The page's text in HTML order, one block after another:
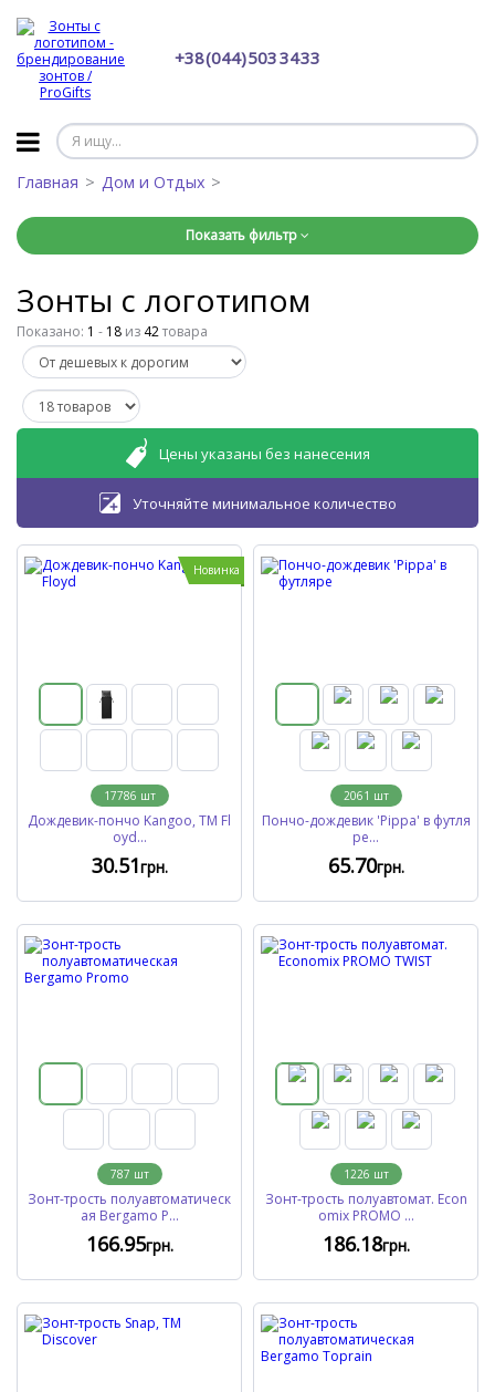
+38 (044) 503 34 33
Главная Дом и Отдых
Показать фильтр
Зонты с логотипом
Показано: 1 - 18 из 42товара
Цены указаны без нанесения
Уточняйте минимальное количество
Новинка
17786 шт
Дождевик-пончо Kangoo, TM Fl
oyd...
30.51грн.
2061 шт
Пончо-дождевик 'Pippa' в футля
ре...
65.70грн.
787 шт
Зонт-трость полуавтоматическ
ая Bergamo P...
166.95грн.
1226 шт
Зонт-трость полуавтомат. Econ
omix PROMO ...
186.18грн.